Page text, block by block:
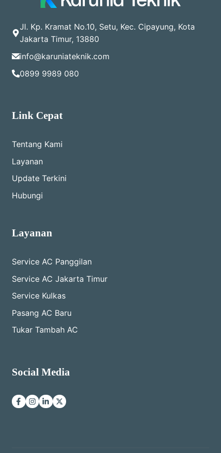
Jl. Kp. Kramat No.10, Setu, Kec. Cipayung, Kota
Jakarta Timur, 13880
info@karuniateknik.com
0899 9989 080
Link Cepat
Tentang Kami
Layanan
Update Terkini
Hubungi
Layanan
Service AC Panggilan
Service AC Jakarta Timur
Service Kulkas
Pasang AC Baru
Tukar Tambah AC
Social Media